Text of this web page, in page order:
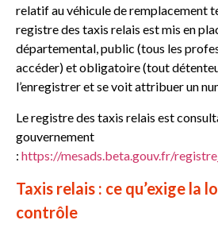
relatif au véhicule de remplacement
registre des taxis relais est mis en
départemental, public (tous les
accéder) et obligatoire (tout
l’enregistrer et se voit attribuer un
Le registre des taxis relais est
gouvernement
: https://mesads.beta.gouv.fr/
Taxis relais : ce qu’exige la
contrôle